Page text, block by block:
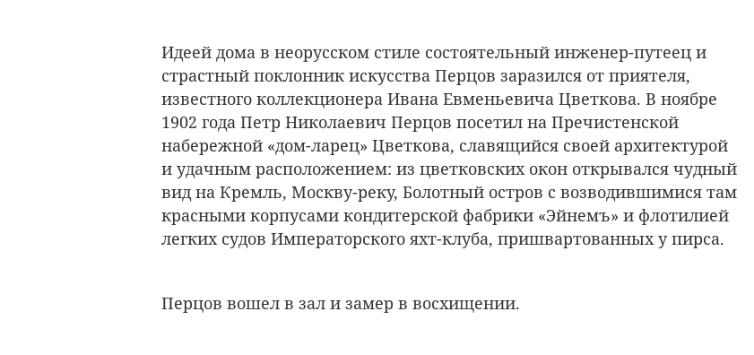
Идеей дома в неорусском стиле состоятельный инженер-путеец и
страстный поклонник искусства Перцов заразился от приятеля,
известного коллекционера Ивана Евменьевича Цветкова. В ноябре
1902 года Петр Николаевич Перцов посетил на Пречистенской
набережной «дом-ларец» Цветкова, славящийся своей архитектурой
и удачным расположением: из цветковских окон открывался чудный
вид на Кремль, Москву-реку, Болотный остров с возводившимися там
красными корпусами кондитерской фабрики «Эйнемъ» и флотилией
легких судов Императорского яхт-клуба, пришвартованных у пирса.
Перцов вошел в зал и замер в восхищении.